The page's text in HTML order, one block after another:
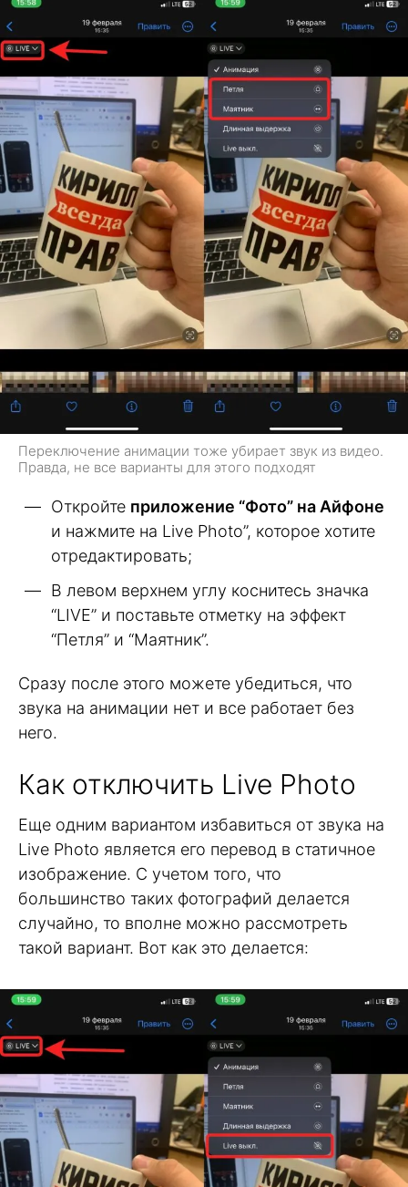
Переключение анимации тоже убирает звук из видео.
Правда, не все варианты для этого подходят
Откройте приложение “Фото” на Айфоне
и нажмите на Live Photo”, которое хотите
отредактировать;
В левом верхнем углу коснитесь значка
“LIVE” и поставьте отметку на эффект
“Петля” и “Маятник”.
Сразу после этого можете убедиться, что
звука на анимации нет и все работает без
него.
Как отключить Live Photo
Еще одним вариантом избавиться от звука на
Live Photo является его перевод в статичное
изображение. С учетом того, что
большинство таких фотографий делается
случайно, то вполне можно рассмотреть
такой вариант. Вот как это делается: